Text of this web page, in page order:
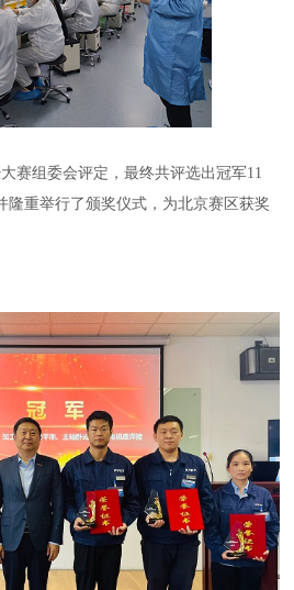
赛组委会评定，最终共评选出冠军11
隆重举行了颁奖仪式，为北京赛区获奖